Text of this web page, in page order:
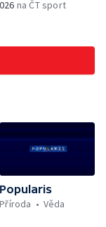
na ČT sport
Popularis
Příroda
Věda